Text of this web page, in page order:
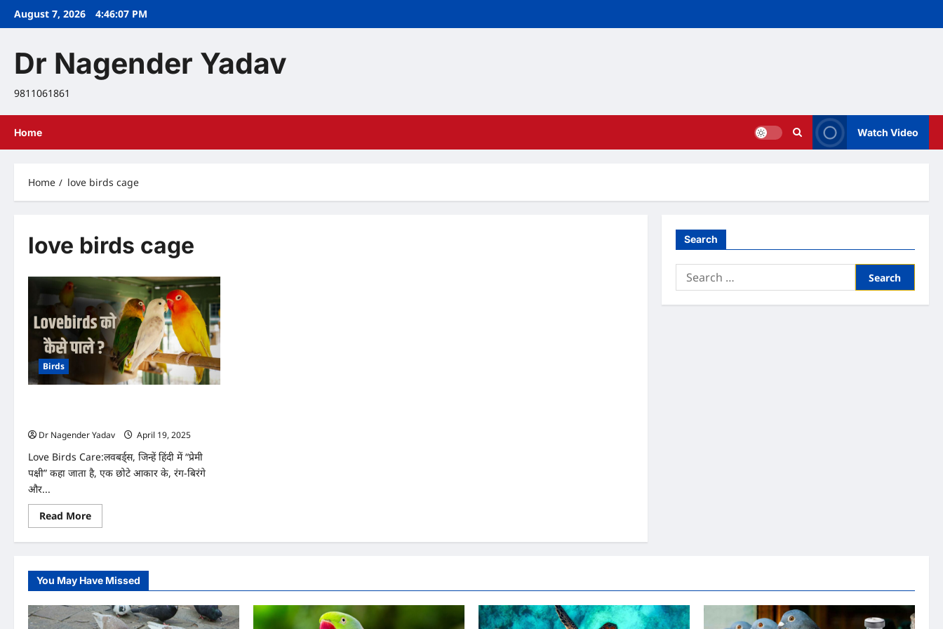
SkipAugust 7, 2026 4:46:07 PM
Dr Nagender Yadav
9811061861
Home Watch Video
Home love birds cage
love birds cage
Birds
Dr Nagender Yadav
April 19, 2025
Love Birds Care:लवबर्ड्स, जिन्हें हिंदी में “प्रेमी
पक्षी” कहा जाता है, एक छोटे आकार के, रंग-बिरंगे
और...
Read MoreRead
more
रखने
खिलाने
तक
जानें
Lovebirds
को
कैसे
Search
Search
for:
You May Have Missed